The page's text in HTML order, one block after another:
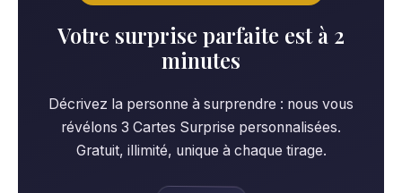
Votre surprise parfaite est à 2
minutes
Décrivez la personne à surprendre : nous vous
révélons 3 Cartes Surprise personnalisées.
Gratuit, illimité, unique à chaque tirage.